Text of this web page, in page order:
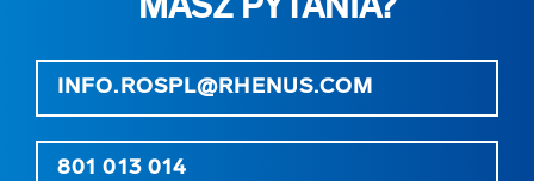
MASZ PYTANIA?
INFO.ROSPL@RHENUS.COM
801 013 014